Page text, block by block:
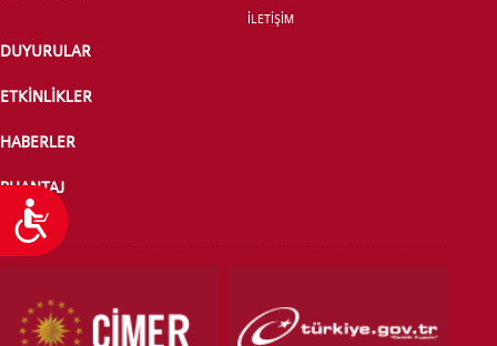
Ulaşılabilirlik
İLETİŞİM
DUYURULAR
ETKİNLİKLER
HABERLER
PUANTAJ